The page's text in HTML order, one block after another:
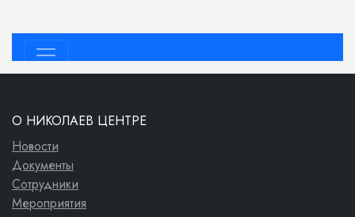
О НИКОЛАЕВ ЦЕНТРЕ
Новости
Документы
Сотрудники
Мероприятия